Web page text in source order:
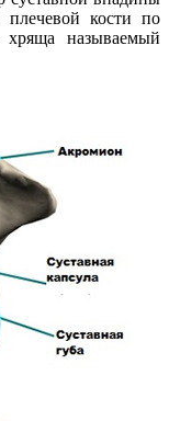
плечевой кости по
называемый